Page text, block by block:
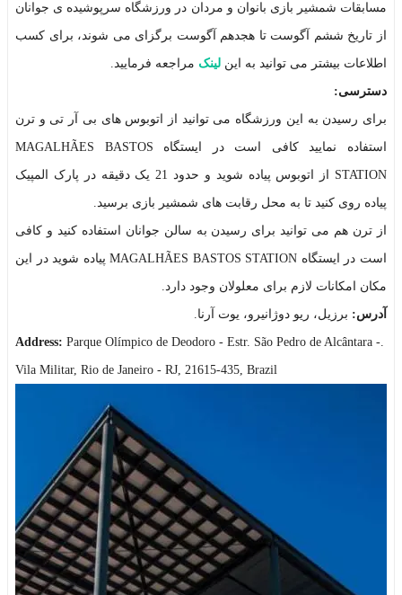
مسابقات شمشیر بازی بانوان و مردان در ورزشگاه سرپوشیده ی جوانان
از تاریخ ششم آگوست تا هجدهم آگوست برگزای می شوند، برای کسب
اطلاعات بیشتر می توانید به این لینک مراجعه فرمایید.
دسترسی:
برای رسیدن به این ورزشگاه می توانید از اتوبوس های بی آر تی و ترن
استفاده نمایید کافی است در ایستگاه MAGALHÃES BASTOS
STATION از اتوبوس پیاده شوید و حدود 21 یک دقیقه در پارک المپیک
پیاده روی کنید تا به محل رقابت های شمشیر بازی برسید.
از ترن هم می توانید برای رسیدن به سالن جوانان استفاده کنید و کافی
است در ایستگاه MAGALHÃES BASTOS STATION پیاده شوید در این
مکان امکانات لازم برای معلولان وجود دارد.
آدرس: برزیل، ریو دوژانیرو، یوت آرنا.
.
Address: Parque Olímpico de Deodoro - Estr. São Pedro de Alcântara -
Vila Militar, Rio de Janeiro - RJ, 21615-435, Brazil